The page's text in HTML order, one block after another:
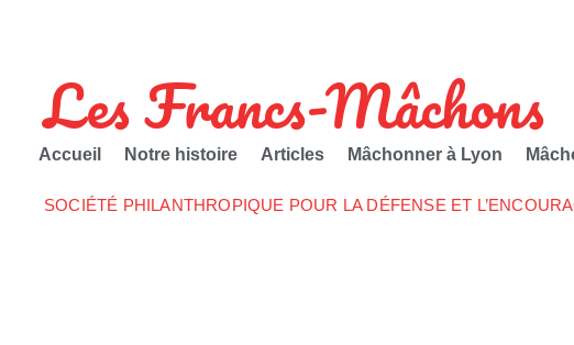
Les Francs-Mâchons
Accueil Notre histoire Articles Mâchonner à Lyon
SOCIÉTÉ PHILANTHROPIQUE POUR LA DÉFENSE ET